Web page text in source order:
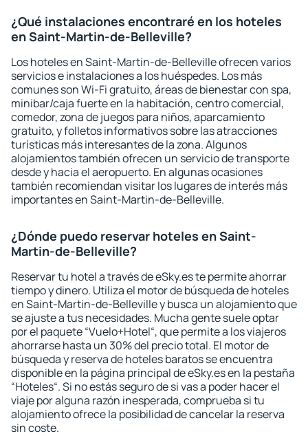
¿Qué instalaciones encontraré en los hoteles
en Saint-Martin-de-Belleville?
Los hoteles en Saint-Martin-de-Belleville ofrecen varios
servicios e instalaciones a los huéspedes. Los más
comunes son Wi-Fi gratuito, áreas de bienestar con spa,
minibar/caja fuerte en la habitación, centro comercial,
comedor, zona de juegos para niños, aparcamiento
gratuito, y folletos informativos sobre las atracciones
turísticas más interesantes de la zona. Algunos
alojamientos también ofrecen un servicio de transporte
desde y hacia el aeropuerto. En algunas ocasiones
también recomiendan visitar los lugares de interés más
importantes en Saint-Martin-de-Belleville.
¿Dónde puedo reservar hoteles en Saint-
Martin-de-Belleville?
Reservar tu hotel a través de eSky.es te permite ahorrar
tiempo y dinero. Utiliza el motor de búsqueda de hoteles
en Saint-Martin-de-Belleville y busca un alojamiento que
se ajuste a tus necesidades. Mucha gente suele optar
por el paquete “Vuelo+Hotel“, que permite a los viajeros
ahorrarse hasta un 30% del precio total. El motor de
búsqueda y reserva de hoteles baratos se encuentra
disponible en la página principal de eSky.es en la pestaña
“Hoteles“. Si no estás seguro de si vas a poder hacer el
viaje por alguna razón inesperada, comprueba si tu
alojamiento ofrece la posibilidad de cancelar la reserva
sin coste.